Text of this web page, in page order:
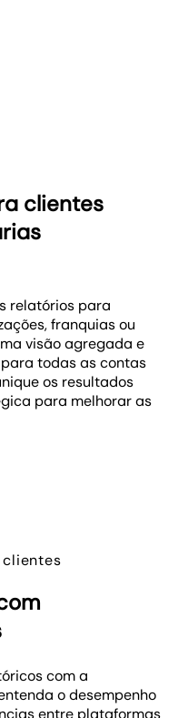
clientes
relatórios para
franquias ou
visão agregada e
todas as contas
os resultados
para melhorar as
clientes
com a
o desempenho
entre plataformas